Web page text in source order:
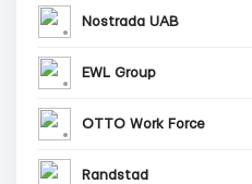
Nostrada UAB
EWL Group
OTTO Work Force
Randstad